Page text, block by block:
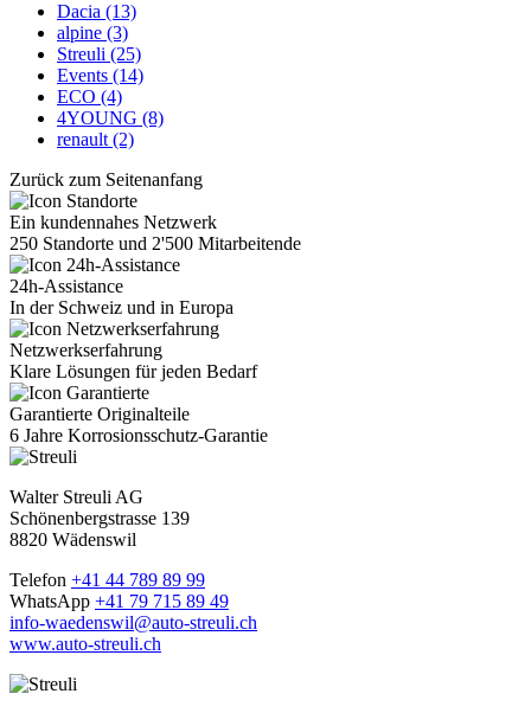
Dacia (13)
alpine (3)
Streuli (25)
Events (14)
ECO (4)
4YOUNG (8)
renault (2)
Zurück zum Seitenanfang
Ein kundennahes Netzwerk
250 Standorte und 2'500 Mitarbeitende
24h-Assistance
In der Schweiz und in Europa
Netzwerkserfahrung
Klare Lösungen für jeden Bedarf
Garantierte Originalteile
6 Jahre Korrosionsschutz-Garantie
Walter Streuli AG
Schönenbergstrasse 139
8820 Wädenswil
Telefon +41 44 789 89 99
WhatsApp +41 79 715 89 49
info-waedenswil@auto-streuli.ch
www.auto-streuli.ch